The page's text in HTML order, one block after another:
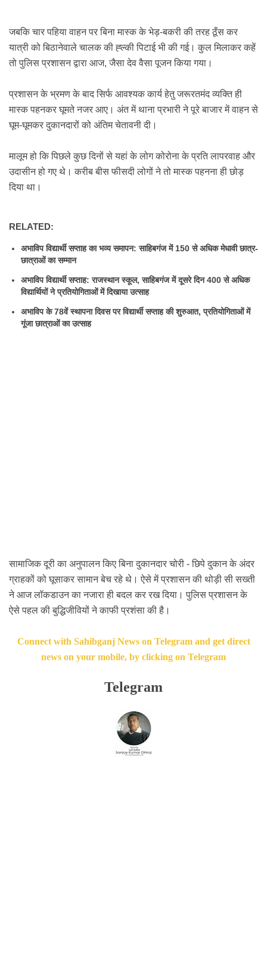
जबकि चार पहिया वाहन पर बिना मास्क के भेड़-बकरी की तरह ठूँस कर
यात्री को बिठानेवाले चालक की ह्ल्की पिटाई भी की गई। कुल मिलाकर कहें
तो पुलिस प्रशासन द्वारा आज, जैसा देव वैसा पूजन किया गया।
प्रशासन के भ्रमण के बाद सिर्फ आवश्यक कार्यहेतु जरूरतमंद व्यक्ति ही
मास्क पहनकर घूमते नजर आए। अंत में थाना प्रभारी ने पूरे बाजार में वाहन से
घूम-घूमकर दुकानदारों को अंतिम चेतावनी दी।
मालूम हो कि पिछले कुछ दिनों से यहां के लोग कोरोना के प्रति लापरवाह और
उदासीन हो गए थे। करीब बीस फीसदी लोगों ने तो मास्क पहनना ही छोड़
दिया था।
RELATED:
अभाविप विद्यार्थी सप्ताह का भव्य समापन: साहिबगंज में 150 से अधिक मेधावी छात्र-
छात्राओं का सम्मान
अभाविप विद्यार्थी सप्ताह: राजस्थान स्कूल, साहिबगंज में दूसरे दिन 400 से अधिक
विद्यार्थियों ने प्रतियोगिताओं में दिखाया उत्साह
अभाविप के 78वें स्थापना दिवस पर विद्यार्थी सप्ताह की शुरुआत, प्रतियोगिताओं में
गूंजा छात्राओं का उत्साह
सामाजिक दूरी का अनुपालन किए बिना दुकानदार चोरी - छिपे दुकान के अंदर
ग्राहकों को घूसाकर सामान बेच रहे थे। ऐसे में प्रशासन की थोड़ी सी सख्ती
ने आज लॉकडाउन का नजारा ही बदल कर रख दिया। पुलिस प्रशासन के
ऐसे पहल की बुद्धिजीवियों ने काफी प्रशंसा की है।
Connect with Sahibganj News on Telegram and get direct
news on your mobile, by clicking on Telegram
Telegram